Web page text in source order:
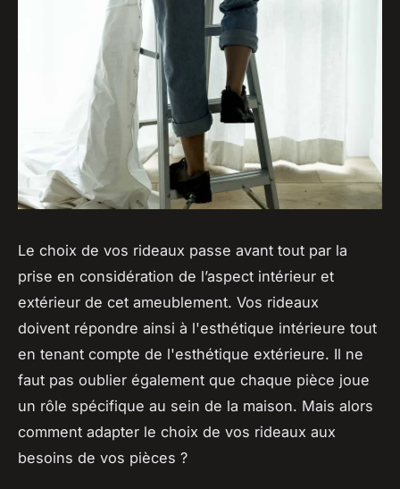
Le choix de vos rideaux passe avant tout par la
prise en considération de l’aspect intérieur et
extérieur de cet ameublement. Vos rideaux
doivent répondre ainsi à l'esthétique intérieure tout
en tenant compte de l'esthétique extérieure. Il ne
faut pas oublier également que chaque pièce joue
un rôle spécifique au sein de la maison. Mais alors
comment adapter le choix de vos rideaux aux
besoins de vos pièces ?